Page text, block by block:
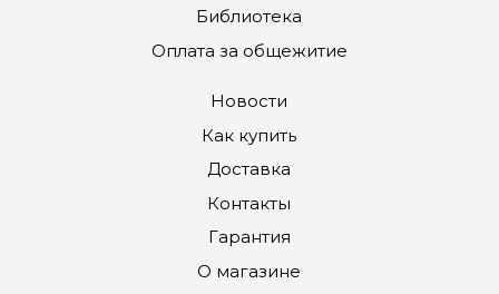
Библиотека
Оплата за общежитие
Новости
Как купить
Доставка
Контакты
Гарантия
О магазине